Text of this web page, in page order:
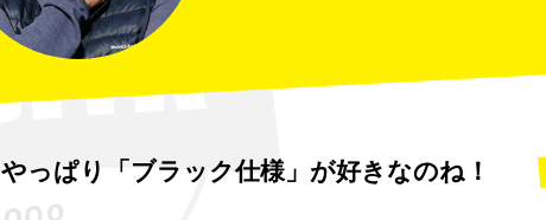
やっぱり「ブラック仕様」が好きなのね！